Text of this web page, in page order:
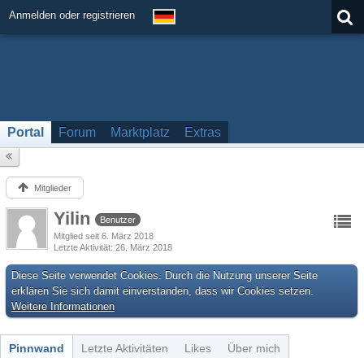
Anmelden oder registrieren
Portal Forum Marktplatz Extras
Mitglieder
Yilin
Benutzer
Mitglied seit 6. März 2018
Letzte Aktivität 26. März 2018
Diese Seite verwendet Cookies. Durch die Nutzung unserer Seite
erklären Sie sich damit einverstanden, dass wir Cookies setzen.
Weitere Informationen
Pinnwand Letzte Aktivitäten Likes Über mich